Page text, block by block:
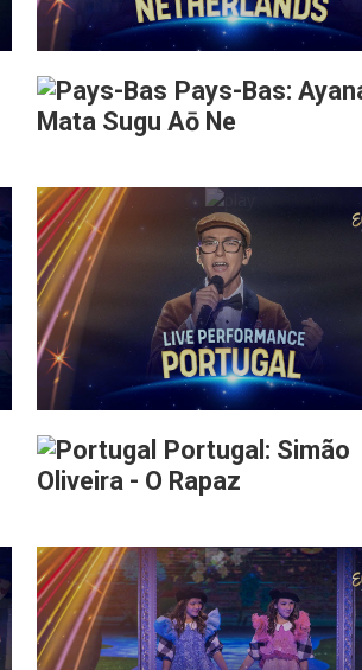
Pays-Bas:
Mata Sugu Aō Ne
Portugal: Simão
Oliveira - O Rapaz